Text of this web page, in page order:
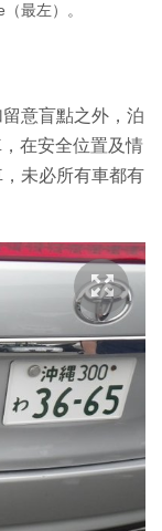
最左）。
意盲點之外，泊
在安全位置及情
未必所有車都有